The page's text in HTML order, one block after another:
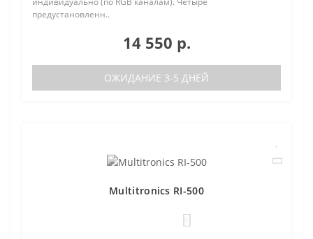
предустановленн..
14 550 р.
ОЖИДАНИЕ 3-5 ДНЕЙ
Multitronics RI-500